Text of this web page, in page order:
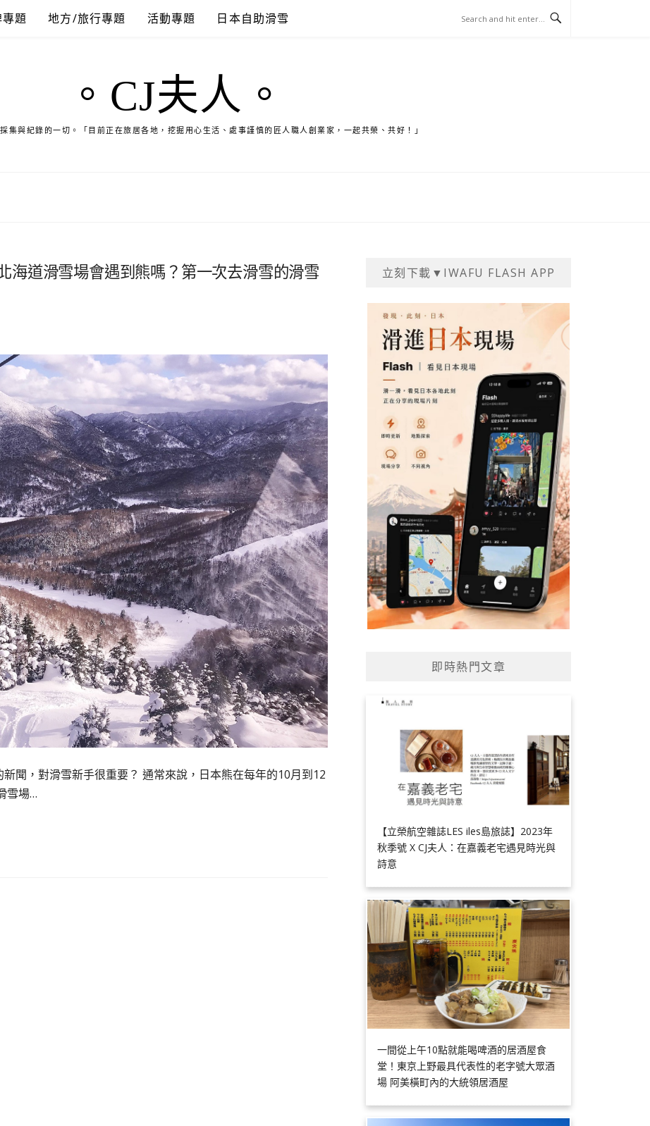
題 地方/旅行專題 活動專題 日本自助滑雪
。CJ夫人。
集與紀錄的一切。「目前正在旅居各地，挖掘用心生活、處事謹慎的匠人職人創業家，一起共榮、共好！」
海道滑雪場會遇到熊嗎？第一次去滑雪的滑雪
聞，對滑雪新手很重要？ 通常來說，日本熊在每年的10月到12
雪場…
立刻下載▼IWAFU FLASH APP
即時熱門文章
【立榮航空雜誌LES iles島旅誌】2023年
秋季號 X CJ夫人：在嘉義老宅遇見時光與
詩意
一間從上午10點就能喝啤酒的居酒屋食
堂！東京上野最具代表性的老字號大眾酒
場 阿美橫町內的大統領居酒屋